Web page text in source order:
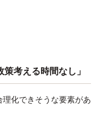
考える時間なし」
化できそうな要素があ